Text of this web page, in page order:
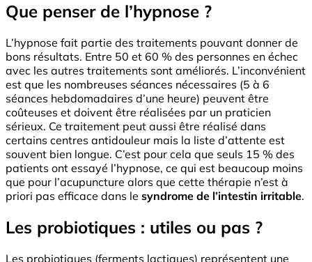
Que penser de l’hypnose ?
L’hypnose fait partie des traitements pouvant donner de
bons résultats. Entre 50 et 60 % des personnes en échec
avec les autres traitements sont améliorés. L’inconvénient
est que les nombreuses séances nécessaires (5 à 6
séances hebdomadaires d’une heure) peuvent être
coûteuses et doivent être réalisées par un praticien
sérieux. Ce traitement peut aussi être réalisé dans
certains centres antidouleur mais la liste d’attente est
souvent bien longue. C’est pour cela que seuls 15 % des
patients ont essayé l’hypnose, ce qui est beaucoup moins
que pour l’acupuncture alors que cette thérapie n’est à
priori pas efficace dans le syndrome de l’intestin irritable.
Les probiotiques : utiles ou pas ?
Les probiotiques (ferments lactiques) représentent une